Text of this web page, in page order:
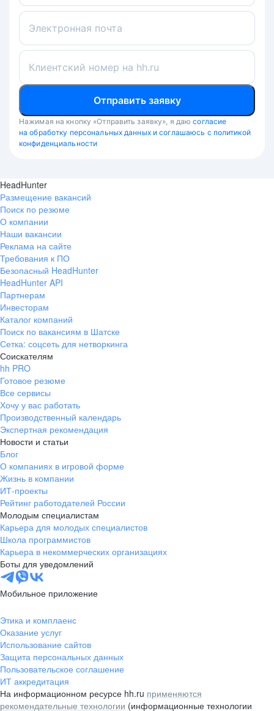
Электронная почта
Клиентский номер на hh.ru
Отправить заявку
Нажимая на кнопку «Отправить заявку», я даю согласие
на обработку персональных данных и соглашаюсь с политикой
конфиденциальности
HeadHunter
Размещение вакансий
Поиск по резюме
О компании
Наши вакансии
Реклама на сайте
Требования к ПО
Безопасный HeadHunter
HeadHunter API
Партнерам
Инвесторам
Каталог компаний
Поиск по вакансиям в Шатске
Сетка: соцсеть для нетворкинга
Соискателям
hh PRO
Готовое резюме
Все сервисы
Хочу у вас работать
Производственный календарь
Экспертная рекомендация
Новости и статьи
Блог
О компаниях в игровой форме
Жизнь в компании
ИТ-проекты
Рейтинг работодателей России
Молодым специалистам
Карьера для молодых специалистов
Школа программистов
Карьера в некоммерческих организациях
Боты для уведомлений
Мобильное приложение
Этика и комплаенс
Оказание услуг
Использование сайтов
Защита персональных данных
Пользовательское соглашение
ИТ аккредитация
На информационном ресурсе hh.ru применяются
рекомендательные технологии (информационные технологии